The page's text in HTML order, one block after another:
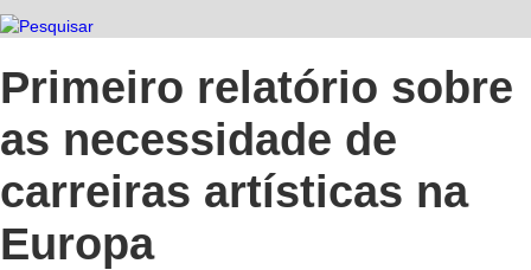
Primeiro relatório sobre
as necessidade de
carreiras artísticas na
Europa